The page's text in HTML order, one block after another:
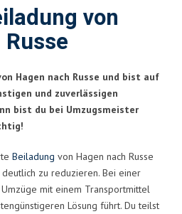
von
Hagen nach Russe und bist auf
und zuverlässigen
bist du bei Umzugsmeister
Beiladung von Hagen nach Russe
zu reduzieren. Bei einer
mit einem Transportmittel
Lösung führt. Du teilst